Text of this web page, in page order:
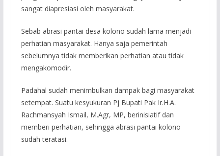
sangat diapresiasi oleh masyarakat.
Sebab abrasi pantai desa kolono sudah lama menjadi
perhatian masyarakat. Hanya saja pemerintah
sebelumnya tidak memberikan perhatian atau tidak
mengakomodir.
Padahal sudah menimbulkan dampak bagi masyarakat
setempat. Suatu kesyukuran Pj Bupati Pak Ir.H.A.
Rachmansyah Ismail, M.Agr, MP, berinisiatif dan
memberi perhatian, sehingga abrasi pantai kolono
sudah teratasi.